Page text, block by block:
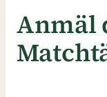
Anmäl